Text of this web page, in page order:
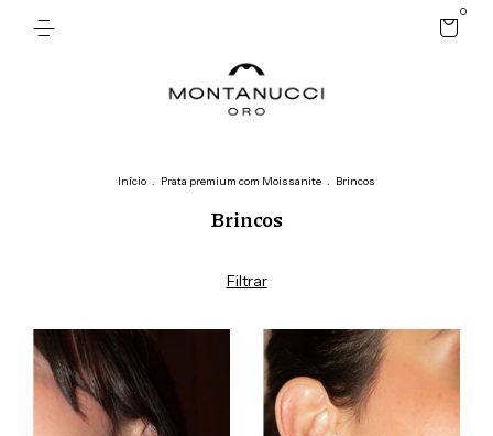
0
Início . Prata premium com Moissanite . Brincos
Brincos
Filtrar